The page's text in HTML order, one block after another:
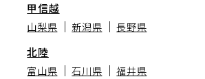
甲信越
山梨県 新潟県 長野県
北陸
富山県 石川県 福井県